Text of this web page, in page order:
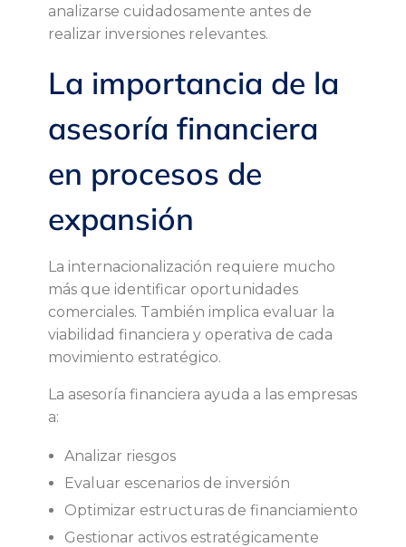
a
e
x
p
a
n
s
analizarse cuidadosamente antes de
realizar inversiones relevantes.
La importancia de la
asesoría financiera
en procesos de
expansión
La internacionalización requiere mucho
más que identificar oportunidades
comerciales. También implica evaluar la
viabilidad financiera y operativa de cada
movimiento estratégico.
La asesoría financiera ayuda a las empresas
a:
Analizar riesgos
Evaluar escenarios de inversión
Optimizar estructuras de financiamiento
Gestionar activos estratégicamente